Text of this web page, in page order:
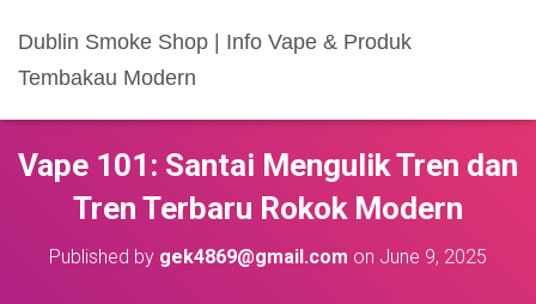
Dublin Smoke Shop | Info Vape & Produk
Tembakau Modern
Vape 101: Santai Mengulik Tren dan
Tren Terbaru Rokok Modern
Published by gek4869@gmail.com on June 9, 2025